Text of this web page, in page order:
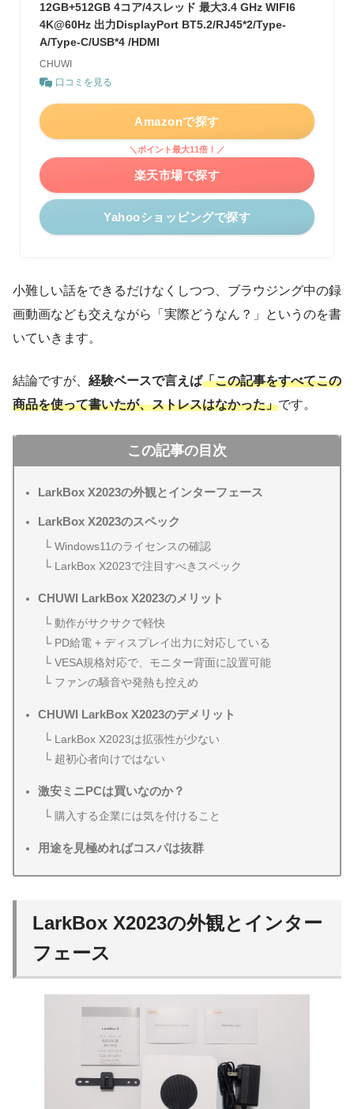
12GB+512GB 4コア/4スレッド 最大3.4 GHz WIFI6
4K@60Hz 出力DisplayPort BT5.2/RJ45*2/Type-
A/Type-C/USB*4 /HDMI
CHUWI
口コミを見る
Amazonで探す
＼ポイント最大11倍！／
楽天市場で探す
Yahooショッピングで探す
小難しい話をできるだけなくしつつ、ブラウジング中の録
画動画なども交えながら「実際どうなん？」というのを書
いていきます。
結論ですが、 経験ベースで言えば「この記事をすべてこの
商品を使って書いたが、ストレスはなかった」です。
この記事の目次
LarkBox X2023の外観とインターフェース
LarkBox X2023のスペック
Windows11のライセンスの確認
LarkBox X2023で注目すべきスペック
CHUWI LarkBox X2023のメリット
動作がサクサクで軽快
PD給電 + ディスプレイ出力に対応している
VESA規格対応で、モニター背面に設置可能
ファンの騒音や発熱も控えめ
CHUWI LarkBox X2023のデメリット
LarkBox X2023は拡張性が少ない
超初心者向けではない
激安ミニPCは買いなのか？
購入する企業には気を付けること
用途を見極めればコスパは抜群
LarkBox X2023の外観とインター
フェース